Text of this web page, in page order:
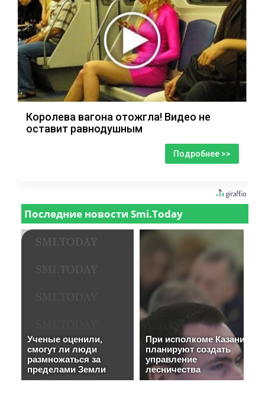
Королева вагона отожгла! Видео не
оставит равнодушным
Подробнее >>